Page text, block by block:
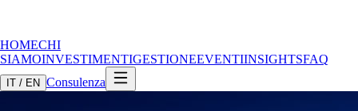
HOMECHI
SIAMOINVESTIMENTIGESTIONEEVENTIINSIGHTSFAQ
IT / EN Consulenza